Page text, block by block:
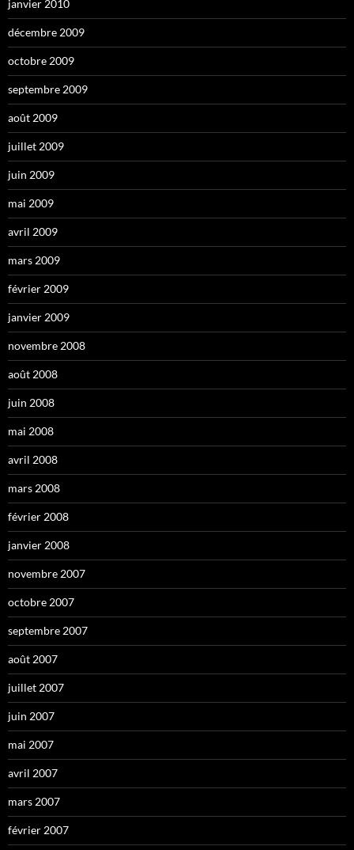
janvier 2010
décembre 2009
octobre 2009
septembre 2009
août 2009
juillet 2009
juin 2009
mai 2009
avril 2009
mars 2009
février 2009
janvier 2009
novembre 2008
août 2008
juin 2008
mai 2008
avril 2008
mars 2008
février 2008
janvier 2008
novembre 2007
octobre 2007
septembre 2007
août 2007
juillet 2007
juin 2007
mai 2007
avril 2007
mars 2007
février 2007